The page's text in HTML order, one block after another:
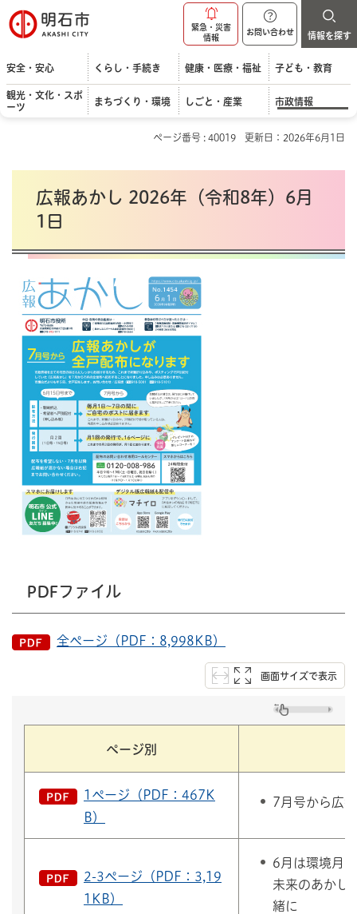
明石市
緊急・災害
情報
お問い合わせ 情報を探す
安全・安心 くらし・手続き 健康・医療・福祉 子ども・教育
観光・文化・スポ
ーツ
まちづくり・環境 しごと・産業 市政情報
ページ番号 : 40019 更新日：2026年6月1日
広報あかし 2026年（令和8年）6月
1日
PDFファイル
全ページ（PDF：8,998KB）
画面サイズで表示
ページ別
1ページ（PDF：467K
B）
7月号から広
2-3ページ（PDF：3,19
1KB）
6月は環境月間
未来のあかし
緒に